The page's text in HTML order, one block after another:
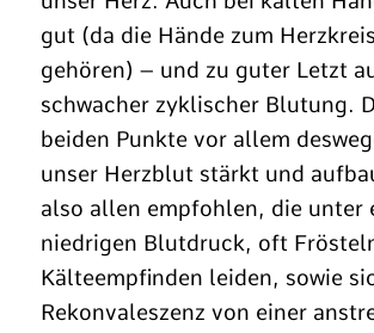
gut (da die Hände zum
gehören) – und zu guter Letzt
schwacher zyklischer Blutung.
beiden Punkte vor allem
unser Herzblut stärkt und
also allen empfohlen, die unter
niedrigen Blutdruck, oft
Kälteempfinden leiden, sowie
Rekonvaleszenz von einer